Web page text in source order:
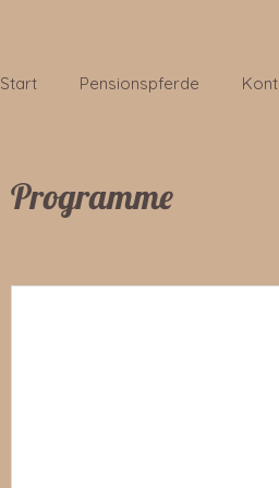
Start Pensionspferde
Programme